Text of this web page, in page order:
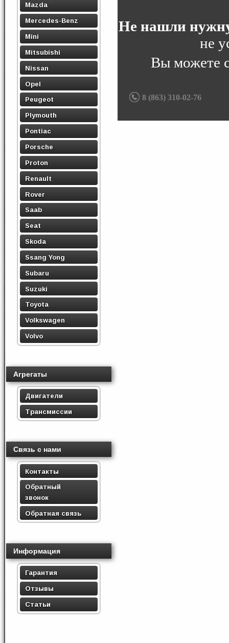
Mazda
Mercedes-Benz
Mini
Mitsubishi
Nissan
Opel
Peugeot
Plymouth
Pontiac
Porsche
Proton
Renault
Rover
Saab
Seat
Skoda
Ssang Yong
Subaru
Suzuki
Toyota
Volkswagen
Volvo
Агрегаты
Двигатели
Трансмиссии
Связь с нами
Контакты
Обратный
звонок
Обратная связь
Информация
Гарантия
Отзывы
Статьи
Не нашли
не
Вы можете
8 (863) 310-02-76